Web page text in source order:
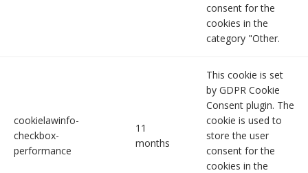
consent for the
cookies in the
category "Other.
cookielawinfo-
checkbox-
performance
11
months
This cookie is set
by GDPR Cookie
Consent plugin. The
cookie is used to
store the user
consent for the
cookies in the